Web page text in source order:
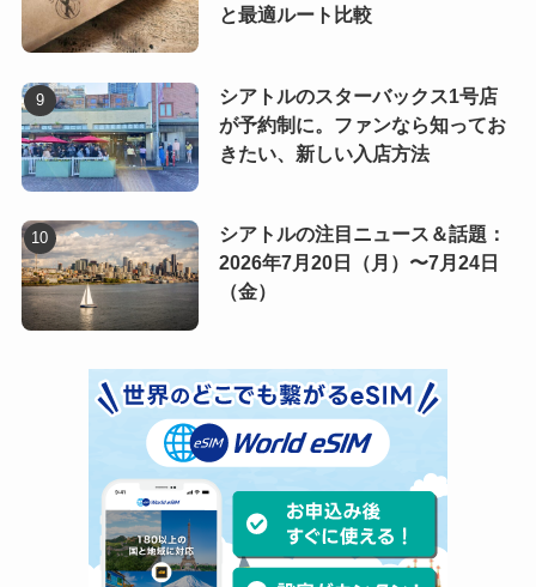
と最適ルート比較
シアトルのスターバックス1号店
が予約制に。ファンなら知ってお
きたい、新しい入店方法
シアトルの注目ニュース＆話題：
2026年7月20日（月）〜7月24日
（金）